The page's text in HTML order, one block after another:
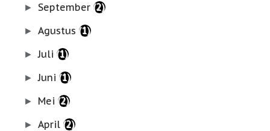
► September(2)
►Agustus(1)
►Juli(1)
►Juni(1)
► Mei(2)
►April(2)